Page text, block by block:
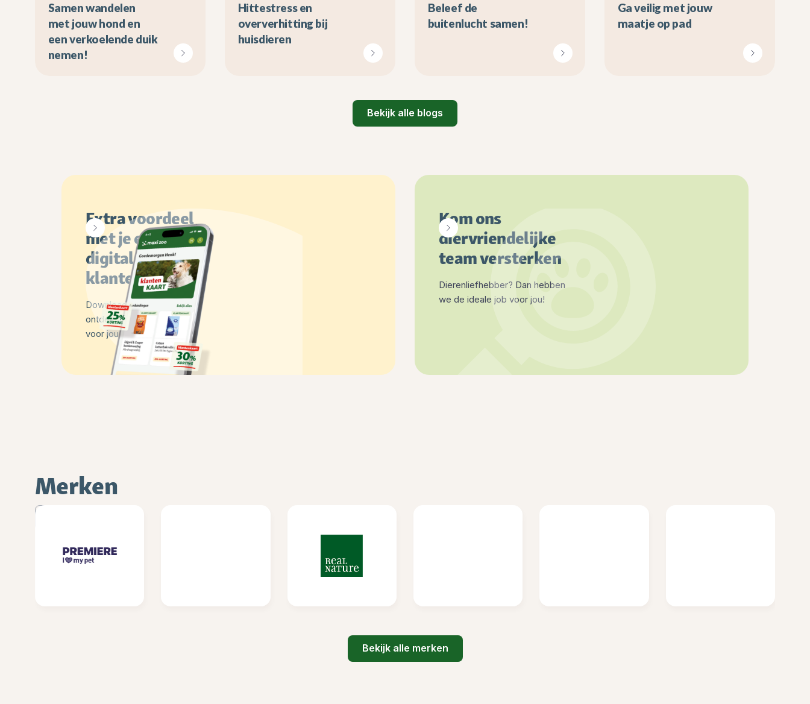
Samen wandelen
met jouw hond en
een verkoelende duik
nemen!
Hittestress en
oververhitting bij
huisdieren
Beleef de
buitenlucht samen!
Ga veilig met jouw
maatje op pad
Bekijk alle blogs
Extra voordeel
met je eigen
digitale
klantenkaart
Download de app en
ontdek alle voordelen
voor jou en je huisdier!
Kom ons
diervriendelijke
team versterken
Dierenliefhebber? Dan hebben
we de ideale job voor jou!
Merken
Bekijk alle merken